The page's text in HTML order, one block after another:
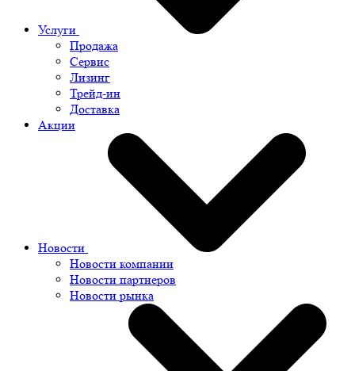
Услуги
Продажа
Сервис
Лизинг
Трейд-ин
Доставка
Акции
Новости
Новости компании
Новости партнеров
Новости рынка